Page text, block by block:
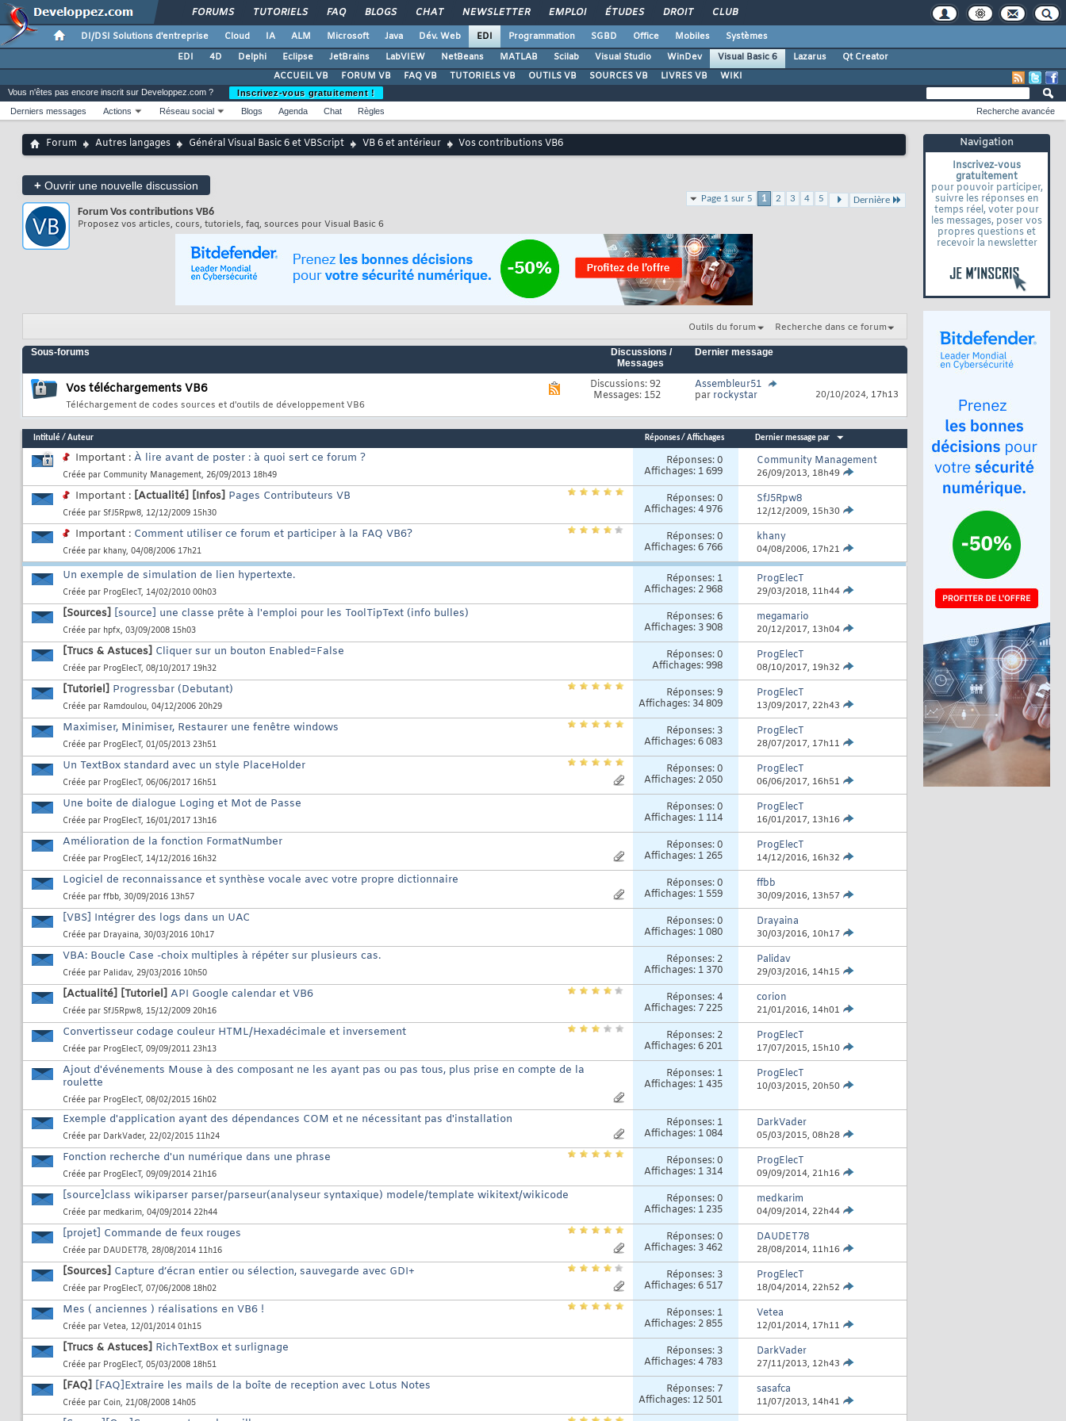
FORUMS TUTORIELS FAQ BLOGS CHAT NEWSLETTER EMPLOI ÉTUDES DROIT CLUB
DI/DSI Solutions d'entreprise Cloud IA ALM Microsoft Java Dév. Web EDI Programmation SGBD Office Mobiles
Systèmes
EDI
4D Delphi Eclipse JetBrains LabVIEW NetBeans MATLAB Scilab Visual Studio WinDev Visual Basic 6 Lazarus
Qt Creator
ACCUEIL VB
FORUM VB FAQ VB TUTORIELS VB OUTILS VB SOURCES VB LIVRES VB WIKI
Vous n'êtes pas encore inscrit sur Developpez.com ?
Inscrivez-vous gratuitement !
Derniers messages
Actions Réseau social Blogs Agenda Chat Règles Recherche avancée
Forum Autres langages Général Visual Basic 6 et VBScript VB 6 et antérieur Vos contributions VB6 Navigation
Inscrivez-vous
gratuitement
pour pouvoir participer,
suivre les réponses en
temps réel, voter pour
les messages, poser vos
propres questions et
recevoir la newsletter
+ Ouvrir une nouvelle discussion
Page 1 sur 5 1 2 3 4 5 Dernière
Forum Vos contributions VB6
Proposez vos articles, cours, tutoriels, faq, sources pour Visual Basic 6
Outils du forum Recherche dans ce forum
Sous-forums
Discussions /
Messages
Dernier message
Vos téléchargements VB6
Téléchargement de codes sources et d'outils de développement VB6
RSS
de
Discussions: 92
Messages: 152
Assembleur51
par rockystar 20/10/2024, 17h13
Intitulé/ Auteur Réponses/ Affichages Dernier message par
Important : À lire avant de poster : à quoi sert ce forum ?
Créée par Community Management, 26/09/2013 18h49
Réponses:0
Affichages: 1 699
Community Management
26/09/2013, 18h49
Important : [Actualité] [Infos] Pages Contributeurs VB
Créée par SfJ5Rpw8, 12/12/2009 15h30
Réponses:0
Affichages: 4 976
SfJ5Rpw8
12/12/2009, 15h30
Important : Comment utiliser ce forum et participer à la FAQ VB6?
Créée par khany, 04/08/2006 17h21
Réponses:0
Affichages: 6 766
khany
04/08/2006, 17h21
Un exemple de simulation de lien hypertexte.
Créée par ProgElecT, 14/02/2010 00h03
Réponses: 1
Affichages: 2 968
ProgElecT
29/03/2018, 11h44
[Sources] [source] une classe prête à l'emploi pour les ToolTipText (info bulles)
Créée par hpfx, 03/09/2008 15h03
Réponses:6
Affichages: 3 908
megamario
20/12/2017, 13h04
[Trucs & Astuces] Cliquer sur un bouton Enabled=False
Créée par ProgElecT, 08/10/2017 19h32
Réponses:0
Affichages: 998
ProgElecT
08/10/2017, 19h32
[Tutoriel] Progressbar (Debutant)
Créée par Ramdoulou, 04/12/2006 20h29
Réponses:9
Affichages: 34 809
ProgElecT
13/09/2017, 22h43
Maximiser, Minimiser, Restaurer une fenêtre windows
Créée par ProgElecT, 01/05/2013 23h51
Réponses: 3
Affichages: 6 083
ProgElecT
28/07/2017, 17h11
Un TextBox standard avec un style PlaceHolder
Créée par ProgElecT, 06/06/2017 16h51
Réponses:0
Affichages: 2 050
ProgElecT
06/06/2017, 16h51
Une boite de dialogue Loging et Mot de Passe
Créée par ProgElecT, 16/01/2017 13h16
Réponses:0
Affichages: 1 114
ProgElecT
16/01/2017, 13h16
Amélioration de la fonction FormatNumber
Créée par ProgElecT, 14/12/2016 16h32
Réponses:0
Affichages: 1 265
ProgElecT
14/12/2016, 16h32
Logiciel de reconnaissance et synthèse vocale avec votre propre dictionnaire
Créée par ffbb, 30/09/2016 13h57
Réponses:0
Affichages: 1 559
ffbb
30/09/2016, 13h57
[VBS] Intégrer des logs dans un UAC
Créée par Drayaina, 30/03/2016 10h17
Réponses:0
Affichages: 1 080
Drayaina
30/03/2016, 10h17
VBA: Boucle Case -choix multiples à répéter sur plusieurs cas.
Créée par Palidav, 29/03/2016 10h50
Réponses: 2
Affichages: 1 370
Palidav
29/03/2016, 14h15
[Actualité] [Tutoriel] API Google calendar et VB6
Créée par SfJ5Rpw8, 15/12/2009 20h16
Réponses:4
Affichages: 7 225
corion
21/01/2016, 14h01
Convertisseur codage couleur HTML/Hexadécimale et inversement
Créée par ProgElecT, 09/09/2011 23h13
Réponses: 2
Affichages: 6 201
ProgElecT
17/07/2015, 15h10
Ajout d'événements Mouse à des composant ne les ayant pas ou pas tous, plus prise en compte de la
roulette
Créée par ProgElecT, 08/02/2015 16h02
Réponses: 1
Affichages: 1 435
ProgElecT
10/03/2015, 20h50
Exemple d'application ayant des dépendances COM et ne nécessitant pas d'installation
Créée par DarkVader, 22/02/2015 11h24
Réponses: 1
Affichages: 1 084
DarkVader
05/03/2015, 08h28
Fonction recherche d'un numérique dans une phrase
Créée par ProgElecT, 09/09/2014 21h16
Réponses:0
Affichages: 1 314
ProgElecT
09/09/2014, 21h16
[source]class wikiparser parser/parseur(analyseur syntaxique) modele/template wikitext/wikicode
Créée par medkarim, 04/09/2014 22h44
Réponses:0
Affichages: 1 235
medkarim
04/09/2014, 22h44
[projet] Commande de feux rouges
Créée par DAUDET78, 28/08/2014 11h16
Réponses:0
Affichages: 3 462
DAUDET78
28/08/2014, 11h16
[Sources] Capture d’écran entier ou sélection, sauvegarde avec GDI+
Créée par ProgElecT, 07/06/2008 18h02
Réponses: 3
Affichages: 6 517
ProgElecT
18/04/2014, 22h52
Mes ( anciennes ) réalisations en VB6 !
Créée par Vetea, 12/01/2014 01h15
Réponses: 1
Affichages: 2 855
Vetea
12/01/2014, 17h11
[Trucs & Astuces] RichTextBox et surlignage
Créée par ProgElecT, 05/03/2008 18h51
Réponses: 3
Affichages: 4 783
DarkVader
27/11/2013, 12h43
[FAQ] [FAQ]Extraire les mails de la boîte de reception avec Lotus Notes
Créée par Coin, 21/08/2008 14h05
Réponses: 7
Affichages: 12 501
sasafca
11/07/2013, 14h41